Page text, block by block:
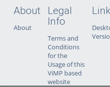
About
About
Legal
Info
Terms and
Conditions
for the
Usage of this
ViMP based
website